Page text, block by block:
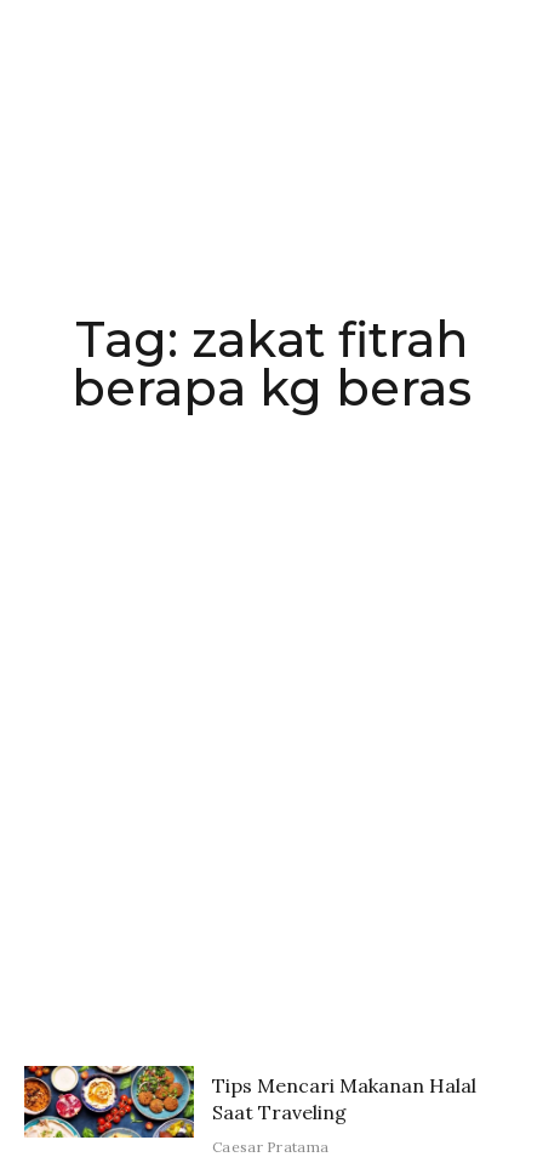
Tag: zakat fitrah
berapa kg beras
Tips Mencari Makanan Halal
Saat Traveling
Caesar Pratama